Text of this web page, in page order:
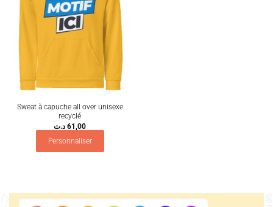
Sweat à capuche all over unisexe
recyclé
61,00 د.ت
Personnaliser